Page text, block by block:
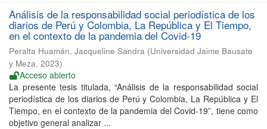
Análisis de la responsabilidad social periodística de los
diarios de Perú y Colombia, La República y El Tiempo,
en el contexto de la pandemia del Covid-19
Peralta Huamán, Jacqueline Sandra (Universidad Jaime Bausate
y Meza, 2023)
Acceso abierto
La presente tesis titulada, “Análisis de la responsabilidad social
periodística de los diarios de Perú y Colombia, La República y El
Tiempo, en el contexto de la pandemia del Covid-19”, tiene como
objetivo general analizar ...